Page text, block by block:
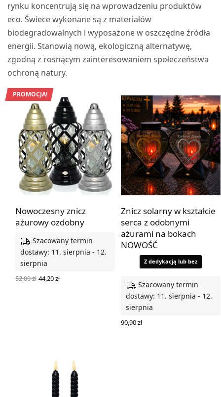
rynku koncentrują się na wprowadzeniu produktów
eco. Świece wykonane są z materiałów
biodegradowalnych i wyposażone w oszczędne źródła
energii. Stanowią nową, ekologiczną alternatywę,
zgodną z rosnącym zainteresowaniem społeczeństwa
ochroną natury.
PROMOCJA!
Nowoczesny znicz
ażurowy ozdobny
Szacowany termin
dostawy: 11. sierpnia - 12.
sierpnia
52,00zł Pierwotna
cena
44,20złAktualna
Znicz solarny w kształcie
serca z odobnymi
ażurami na bokach
NOWOŚĆ
Z dedykacją lub bez
Szacowany termin
dostawy: 11. sierpnia - 12.
sierpnia
90,90zł